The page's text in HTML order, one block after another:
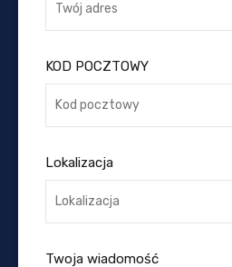
KOD POCZTOWY
Lokalizacja
Twoja wiadomość